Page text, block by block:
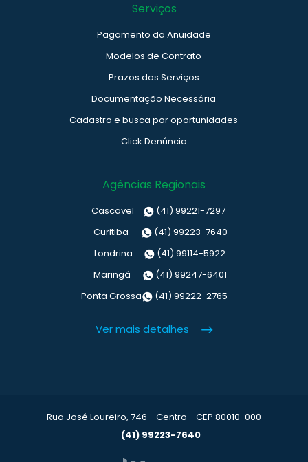
Serviços
Pagamento da Anuidade
Modelos de Contrato
Prazos dos Serviços
Documentação Necessária
Cadastro e busca por oportunidades
Click Denúncia
Agências Regionais
Cascavel
(41) 99221-7297
Curitiba
(41) 99223-7640
Londrina
(41) 99114-5922
Maringá
(41) 99247-6401
Ponta Grossa
(41) 99222-2765
Ver mais detalhes
Rua José Loureiro, 746 - Centro - CEP 80010-000
(41) 99223-7640